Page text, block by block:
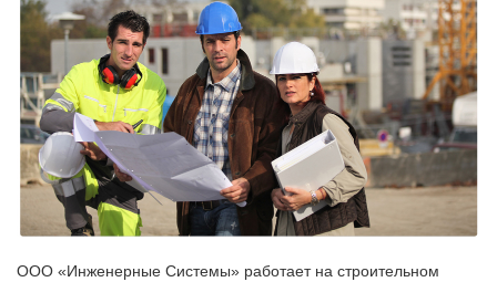
ООО «Инженерные Системы» работает на строительном